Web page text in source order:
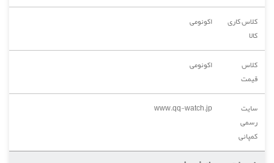
کلاس کاری
کالا
اکونومی
کلاس
قیمت
اکونومی
سایت
رسمی
کمپانی
www.qq-watch.jp